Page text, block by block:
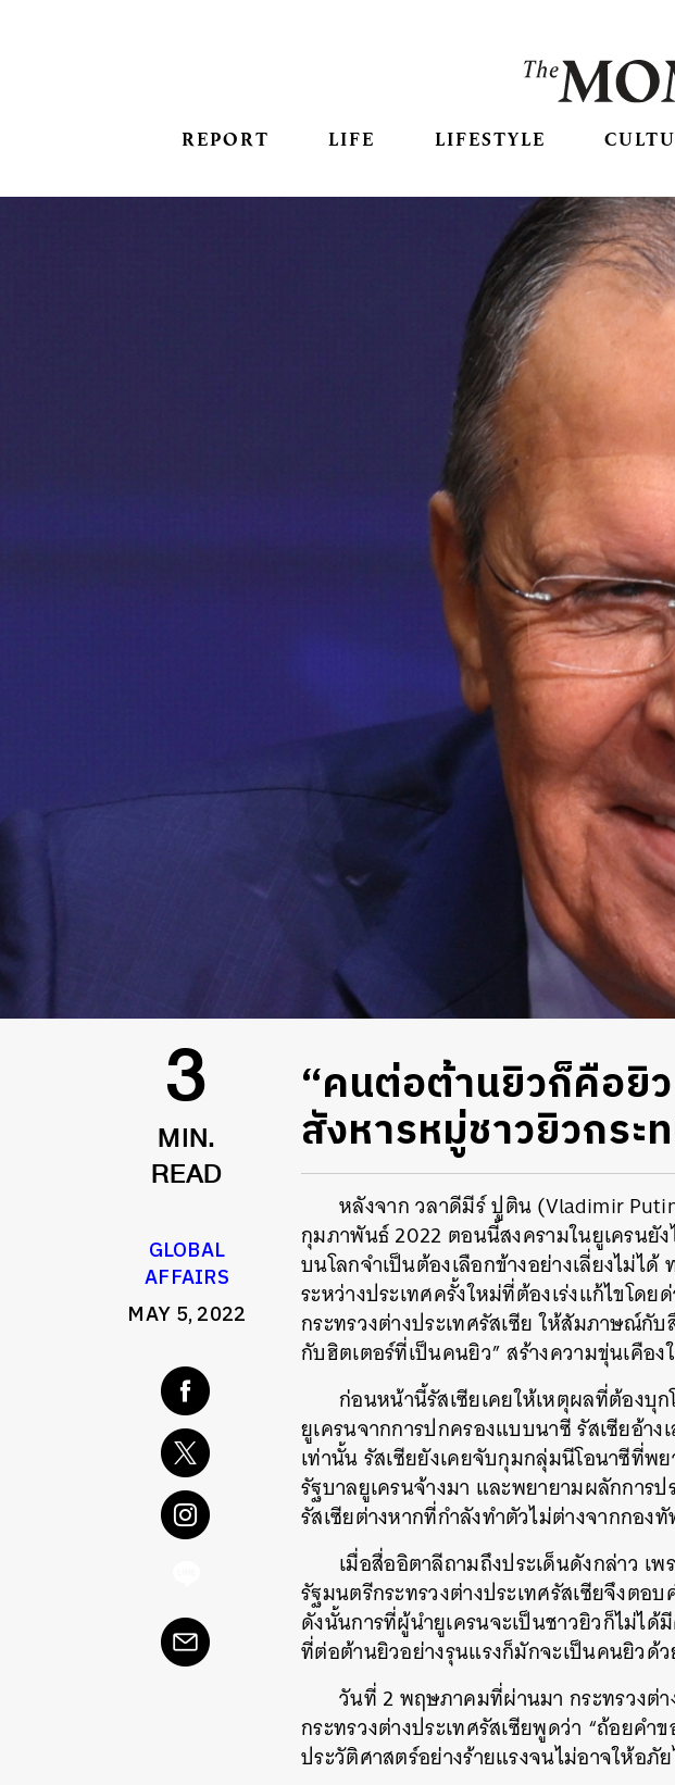
REPORT LIFE LIFESTYLE
3
MIN.
READ
GLOBAL
AFFAIRS
MAY 5, 2022
“คนต่อต้านยิวก็คือยิ
สังหารหมู่ชาวยิวกร
หลังจาก วลาดีมีร์ ปูติน (Vladimir
กุมภาพันธ์ 2022 ตอนนี้สงครามในยูเครนยั
บนโลกจำเป็นต้องเลือกข้างอย่างเลี่ยงไม่
ระหว่างประเทศครั้งใหม่ที่ต้องเร่งแก้ไขโด
กระทรวงต่างประเทศรัสเซีย ให้สัมภาษณ์
กับฮิตเตอร์ที่เป็นคนยิว”สร้างความขุ่นเคือ
ก่อนหน้านี้รัสเซียเคยให้เหตุผลที่ต้องบุ
ยูเครนจากการปกครองแบบนาซี รัสเซียอ้าง
เท่านั้น รัสเซียยังเคยจับกุมกลุ่มนีโอนาซีที่พ
รัฐบาลยูเครนจ้างมา และพยายามผลักการ
รัสเซียต่างหากที่กำลังทำตัวไม่ต่างจากกอ
เมื่อสื่ออิตาลีถามถึงประเด็นดังกล่าว เ
รัฐมนตรีกระทรวงต่างประเทศรัสเซียจึงตอ
ดังนั้นการที่ผู้นำยูเครนจะเป็นชาวยิวก็ไม่ได้
ที่ต่อต้านยิวอย่างรุนแรงก็มักจะเป็นคนยิวด้
วันที่ 2 พฤษภาคมที่ผ่านมา กระทรวงต่
กระทรวงต่างประเทศรัสเซียพูดว่า “ถ้อยคำ
ประวัติศาสตร์อย่างร้ายแรงจนไม่อาจให้อภั